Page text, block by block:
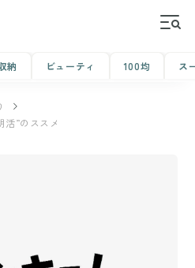
納 ビューティ 100均 ス
”のススメ